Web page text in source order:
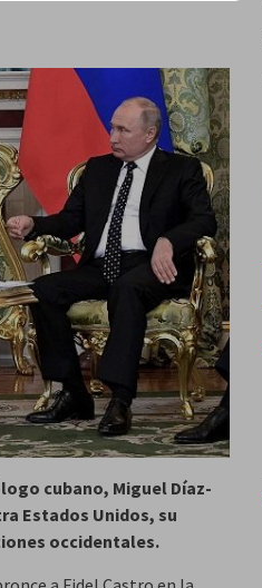
cubano, Miguel Díaz-
Estados Unidos, su
occidentales.